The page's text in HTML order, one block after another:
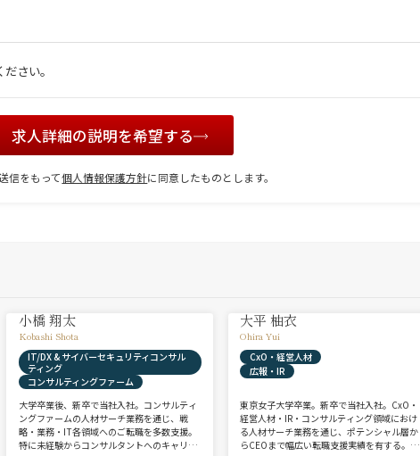
さい。
求人詳細の説明を希望する
信をもって個人情報保護方針に同意したものとします。
小橋 翔太
Kobashi Shota
IT/DX & サイバーセキュリティコンサル
ティング
コンサルティングファーム
大学卒業後、新卒で当社入社。コンサルティ
ングファームの人材サーチ業務を通じ、戦
略・業務・IT各領域へのご転職を多数支援。
特に未経験からコンサルタントへのキャリア
大平 柚衣
Ohira Yui
CxO・経営人材
広報・IR
東京女子大学卒業。新卒で当社入社。CxO・
経営人材・IR・コンサルティング領域におけ
る人材サーチ業務を通じ、ポテンシャル層か
らCEOまで幅広い転職支援実績を有する。コ